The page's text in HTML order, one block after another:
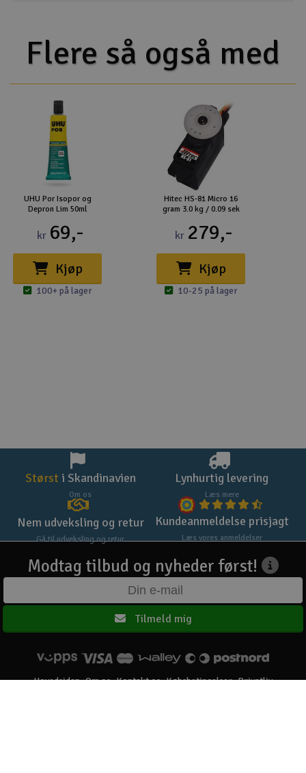
Flere så også med
UHU Por Isopor og
Depron Lim 50ml
kr 69,-
Kjøp
100+ på lager
Hitec HS-81 Micro 16
gram 3.0 kg / 0.09 sek
kr 279,-
Kjøp
10-25 på lager
Størst i Skandinavien
Om os
Lynhurtig levering
Læs mere
Nem udveksling og retur
Gå til udveksling og retur
Kundeanmeldelse prisjagt
Læs vores anmeldelser
Modtag tilbud og nyheder først!
Tilmeld mig
Hovedsiden Om os Kontakt os Købsbetingelser Privatliv